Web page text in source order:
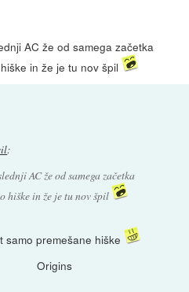
AC že od samega začetka
in že je tu nov špil
:
AC že od samega začetka
hiške in že je tu nov špil
samo premešane hiške
Origins